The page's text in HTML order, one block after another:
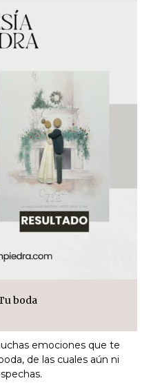
boda
emociones que te
de las cuales aún ni